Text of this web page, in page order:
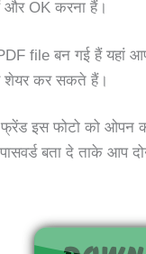
और OK करना हैं।
file बन गई हैं यहां
शेयर कर सकते हैं।
इस फोटो को ओपन
बता दे ताके आप